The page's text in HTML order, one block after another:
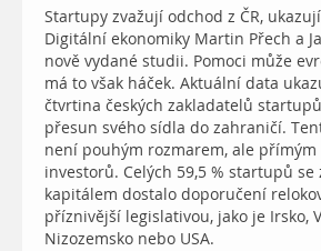
Startupy zvažují odchod z ČR,
Digitální ekonomiky Martin Přech a
nově vydané studii. Pomoci může
má to však háček. Aktuální data
čtvrtina českých zakladatelů startupů
přesun svého sídla do zahraničí.
není pouhým rozmarem, ale přímým
investorů. Celých 59,5 % startupů
kapitálem dostalo doporučení
příznivější legislativou, jako je Irsko,
Nizozemsko nebo USA.